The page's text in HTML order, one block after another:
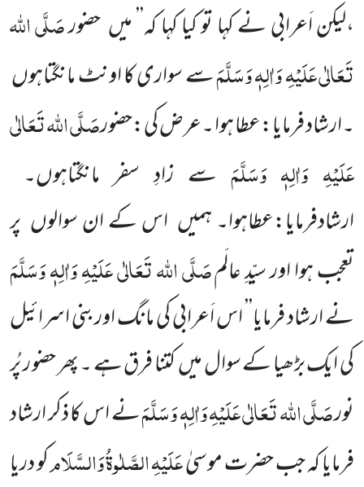
،لیکن اَعرابی نے کہا تو کیا کہا کہ’’ میں حضورصَلَّی اللہ
تَعَالٰیعَلَیْہِ وَاٰلِہٖ وَسَلَّمَسے سواری کا اونٹ مانگتاہوں
۔ارشاد فرمایا:عطا ہوا ۔عرض کی:حضورصَلَّی اللہ تَعَالٰی
عَلَیْہِ وَاٰلِہٖ وَسَلَّمَ سے زادِ سفر مانگتاہوں۔
ارشادفرمایا:عطاہوا۔ ہمیں اس کے ان سوالوں پر
تعجب ہوا اور سیّدِ عالَمصَلَّی اللہ تَعَالٰی عَلَیْہِ وَاٰلِہٖ وَسَلَّمَ
نے ارشاد فرمایا’’ اس اَعرابی کی مانگ اوربنی اسرائیل
کی ایک بڑھیا کے سوال میں کتنا فرق ہے ۔ پھر حضو ر پُر
نورصَلَّی اللہ تَعَالٰیعَلَیْہِ وَاٰلِہٖ وَسَلَّمَنے اس کا ذکر ارشاد
فرمایا کہ جب حضرت موسیٰعَلَیْہِالصَّلٰوۃُوَالسَّلَامکو دریا